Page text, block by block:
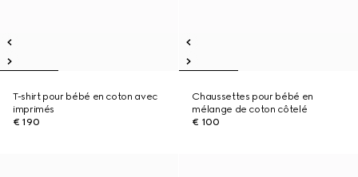
T-shirt pour bébé en coton avec
imprimés
€ 190
Chaussettes pour bébé en
mélange de coton côtelé
€ 100